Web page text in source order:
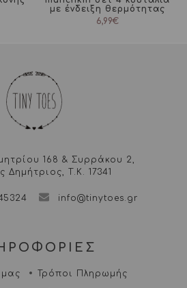
με ένδειξη θερμότητας
6,99€
168 & Συρράκου 2,
Δημήτριος, Τ.Κ. 17341
info@tinytoes.gr
μας Τρόποι Πληρωμής